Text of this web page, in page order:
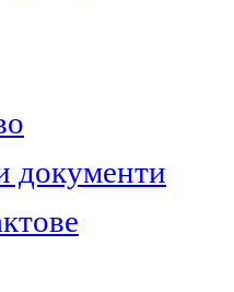
документи